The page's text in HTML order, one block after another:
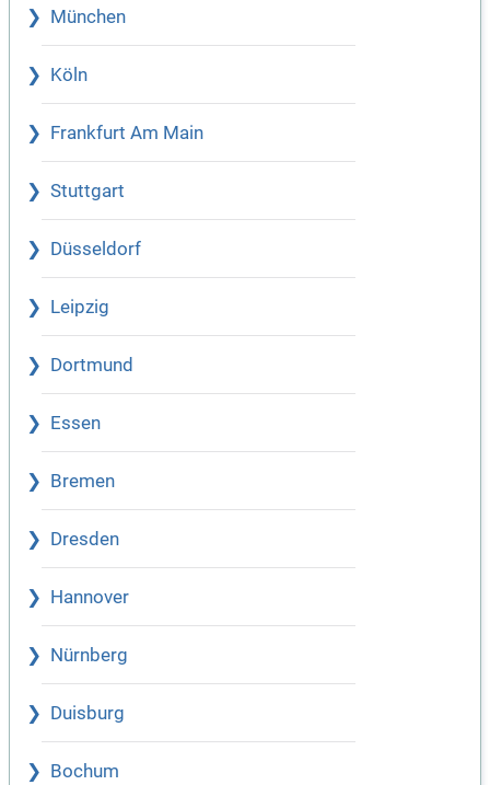
München
Köln
Frankfurt Am Main
Stuttgart
Düsseldorf
Leipzig
Dortmund
Essen
Bremen
Dresden
Hannover
Nürnberg
Duisburg
Bochum